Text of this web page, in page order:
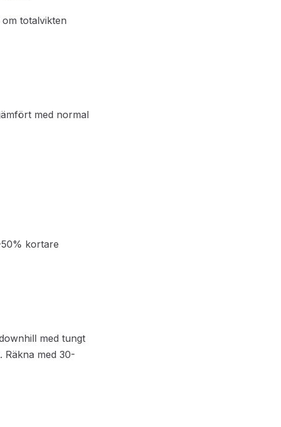
totalvikten
med normal
kortare
med tungt
med 30-